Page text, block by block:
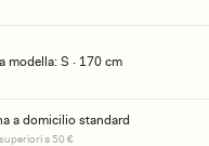
modella: S · 170 cm
a domicilio standard
a 50 €